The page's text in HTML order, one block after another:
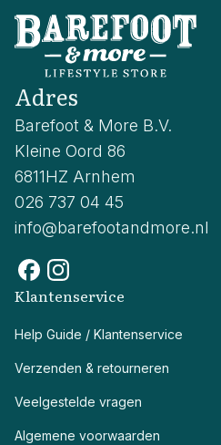
Adres
Barefoot & More B.V.
Kleine Oord 86
6811HZ Arnhem
026 737 04 45
info@barefootandmore.nl
Klantenservice
Help Guide / Klantenservice
Verzenden & retourneren
Veelgestelde vragen
Algemene voorwaarden